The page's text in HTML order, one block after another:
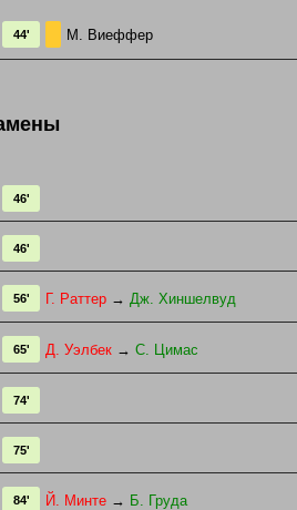
М. Виеффер
44'
46'
46'
Г. Раттер →Дж. Хиншелвуд
56'
Д. Уэлбек →С. Цимас
65'
74'
75'
Й. Минте → Б. Груда
84'